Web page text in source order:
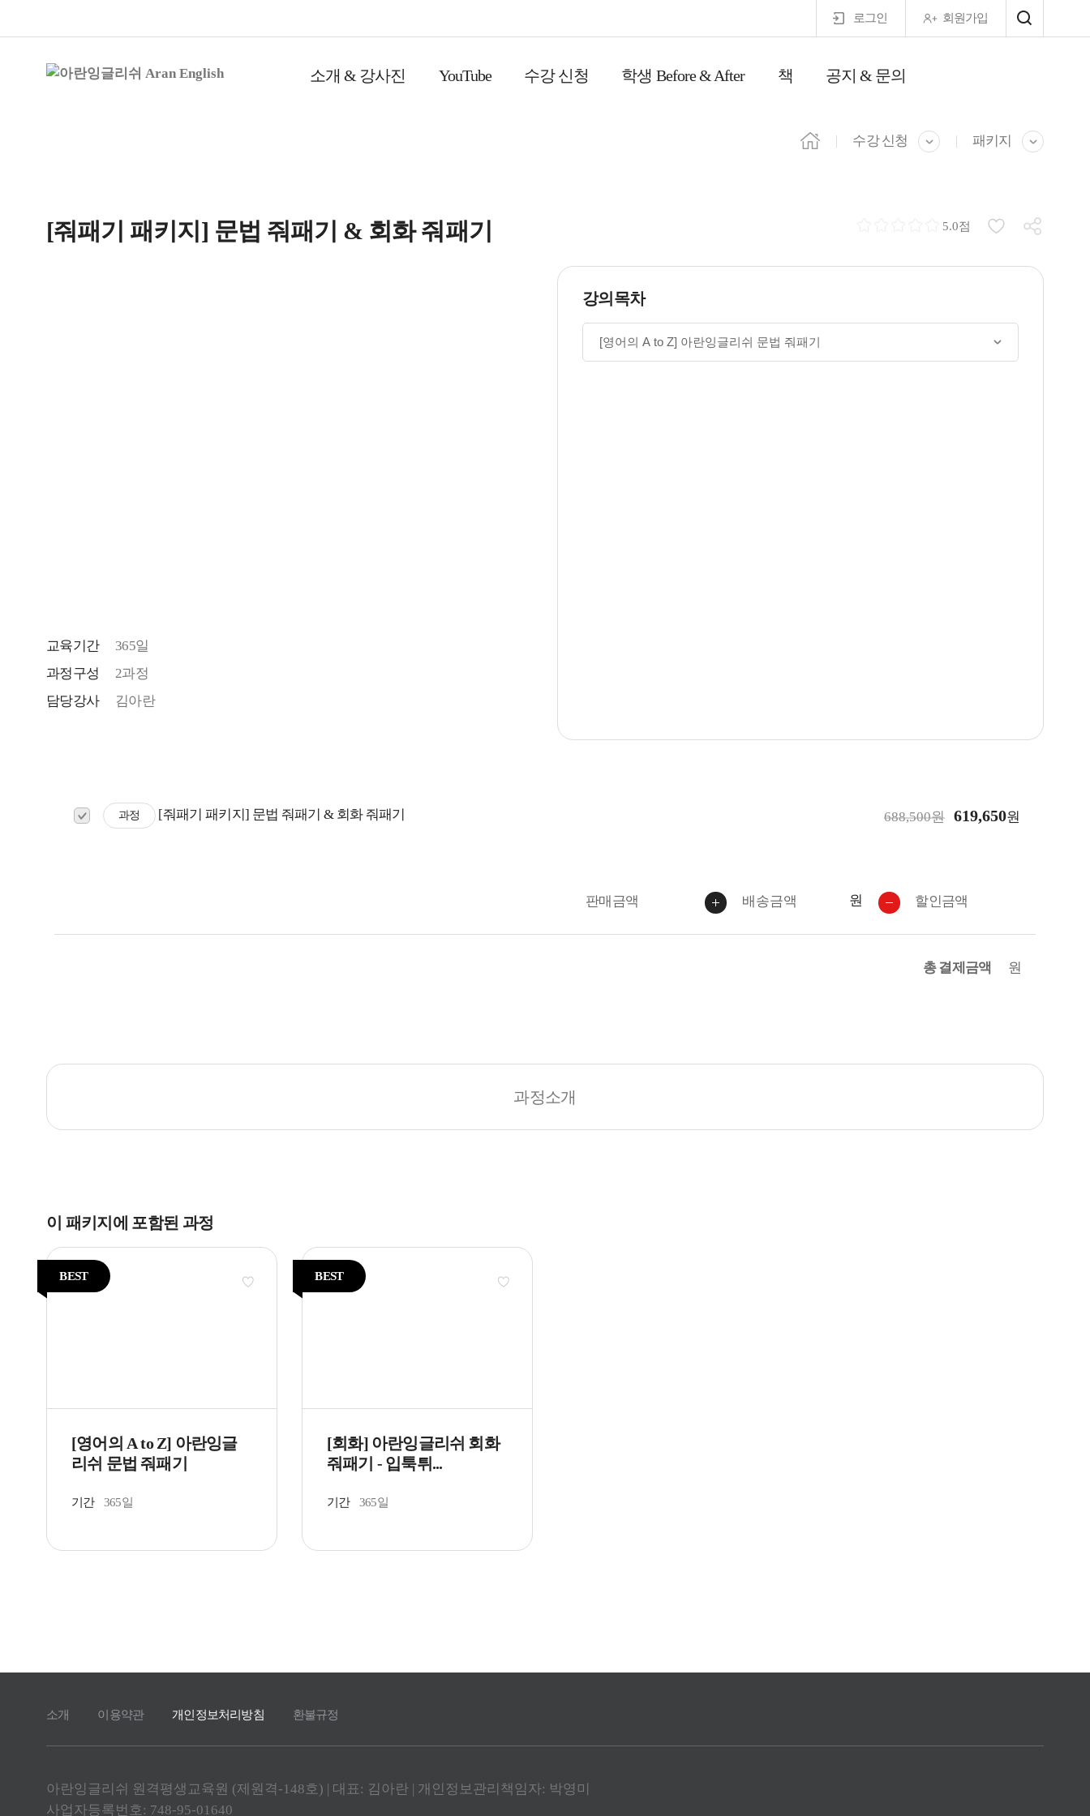
로그인 회원가입
소개 & 강사진 YouTube 수강 신청 학생 Before & After 책 공지 & 문의
수강 신청 패키지
[줘패기 패키지] 문법 줘패기 & 회화 줘패기 5.0점
교육기간
365일
과정구성
2과정
담당강사
김아란
강의목차
과정 [줘패기 패키지] 문법 줘패기 & 회화 줘패기 688,500원 619,650원
판매금액 배송금액 원 할인금액
총 결제금액 원
과정소개
이 패키지에 포함된 과정
BEST
[영어의 A to Z] 아란잉글
리쉬 문법 줘패기
기간 365일
BEST
[회화] 아란잉글리쉬 회화
줘패기 - 입툭튀...
기간 365일
소개 이용약관 개인정보처리방침 환불규정
아란잉글리쉬 원격평생교육원 (제원격-148호) | 대표: 김아란 | 개인정보관리책임자: 박영미
사업자등록번호: 748-95-01640